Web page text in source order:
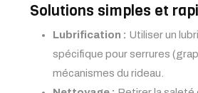
Solutions simples et
Lubrification : Utiliser un
spécifique pour serrures
mécanismes du rideau.